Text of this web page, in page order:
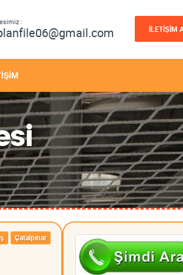
:
İLETİŞİM
Çatalpınar